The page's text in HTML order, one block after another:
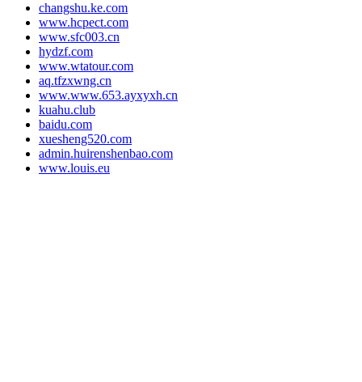
changshu.ke.com
www.hcpect.com
www.sfc003.cn
hydzf.com
www.wtatour.com
aq.tfzxwng.cn
www.www.653.ayxyxh.cn
kuahu.club
baidu.com
xuesheng520.com
admin.huirenshenbao.com
www.louis.eu